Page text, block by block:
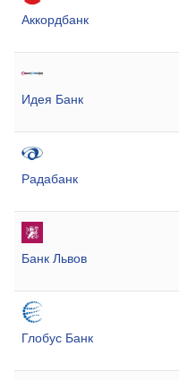
Аккордбанк
Идея Банк
Радабанк
Банк Львов
Глобус Банк